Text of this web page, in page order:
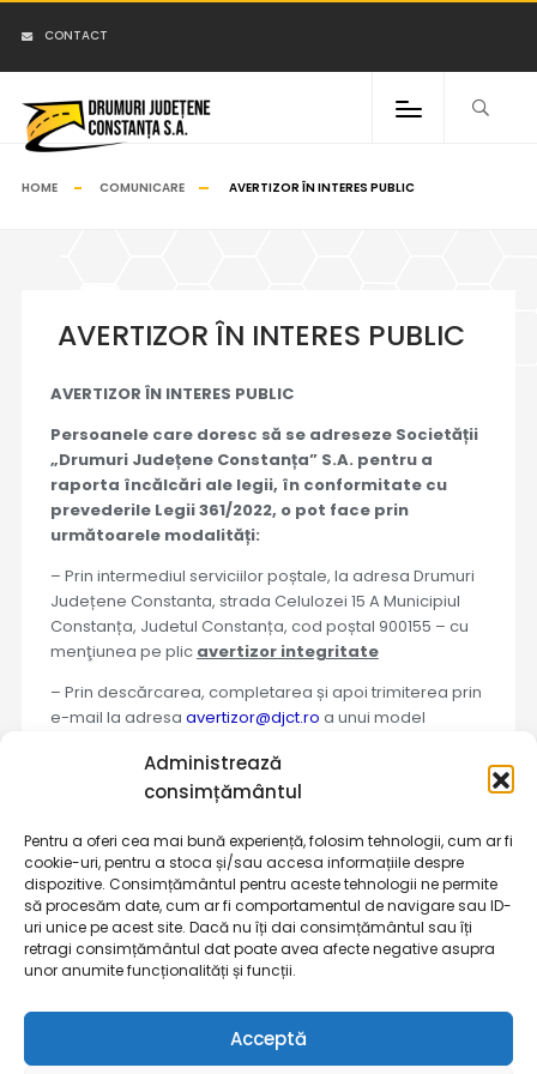
Administrează
consimțământul
Pentru a oferi cea mai bună experiență, folosim tehnologii, cum ar fi
cookie-uri, pentru a stoca și/sau accesa informațiile despre
dispozitive. Consimțământul pentru aceste tehnologii ne permite
să procesăm date, cum ar fi comportamentul de navigare sau ID-
uri unice pe acest site. Dacă nu îți dai consimțământul sau îți
retragi consimțământul dat poate avea afecte negative asupra
unor anumite funcționalități și funcții.
Acceptă
CONTACT
HOME COMUNICARE AVERTIZOR ÎN INTERES PUBLIC
AVERTIZOR ÎN INTERES PUBLIC
AVERTIZOR ÎN INTERES PUBLIC
Persoanele care doresc să se adreseze Societății
„Drumuri Județene Constanța” S.A. pentru a
raporta încălcări ale legii, în conformitate cu
prevederile Legii 361/2022, o pot face prin
următoarele modalități:
– Prin intermediul serviciilor poștale, la adresa Drumuri
Județene Constanta, strada Celulozei 15 A Municipiul
Constanța, Judetul Constanța, cod poștal 900155 – cu
menţiunea pe plic avertizor integritate
– Prin descărcarea, completarea și apoi trimiterea prin
e-mail la adresa avertizor@djct.ro a unui model
– Telefonic: +40.241.630.696
„Drumuri Județene Constanța” S.A.
– Persoana responsabilă cu centralizarea avertizărilor
în interes public la nivelul Societății „Drumuri Județene
Constanța” S.A. este Daniela Malciu –Decizia
Consultati online prevederileLegii 361/2022